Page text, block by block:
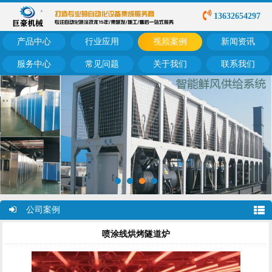
13632654297
产品中心 行业应用 视频案例 新闻资讯
服务中心 常见问题 关于我们 联系我们
公司案例
喷涂线烘烤隧道炉